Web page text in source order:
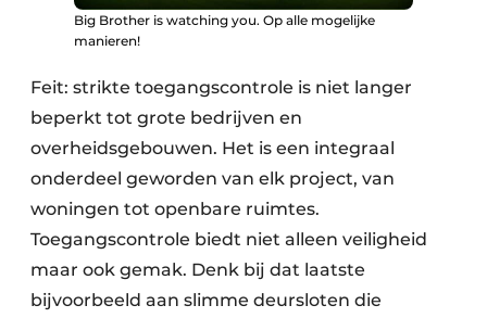
Big Brother is watching you. Op alle mogelijke
manieren!
Feit: strikte toegangscontrole is niet langer
beperkt tot grote bedrijven en
overheidsgebouwen. Het is een integraal
onderdeel geworden van elk project, van
woningen tot openbare ruimtes.
Toegangscontrole biedt niet alleen veiligheid
maar ook gemak. Denk bij dat laatste
bijvoorbeeld aan slimme deursloten die